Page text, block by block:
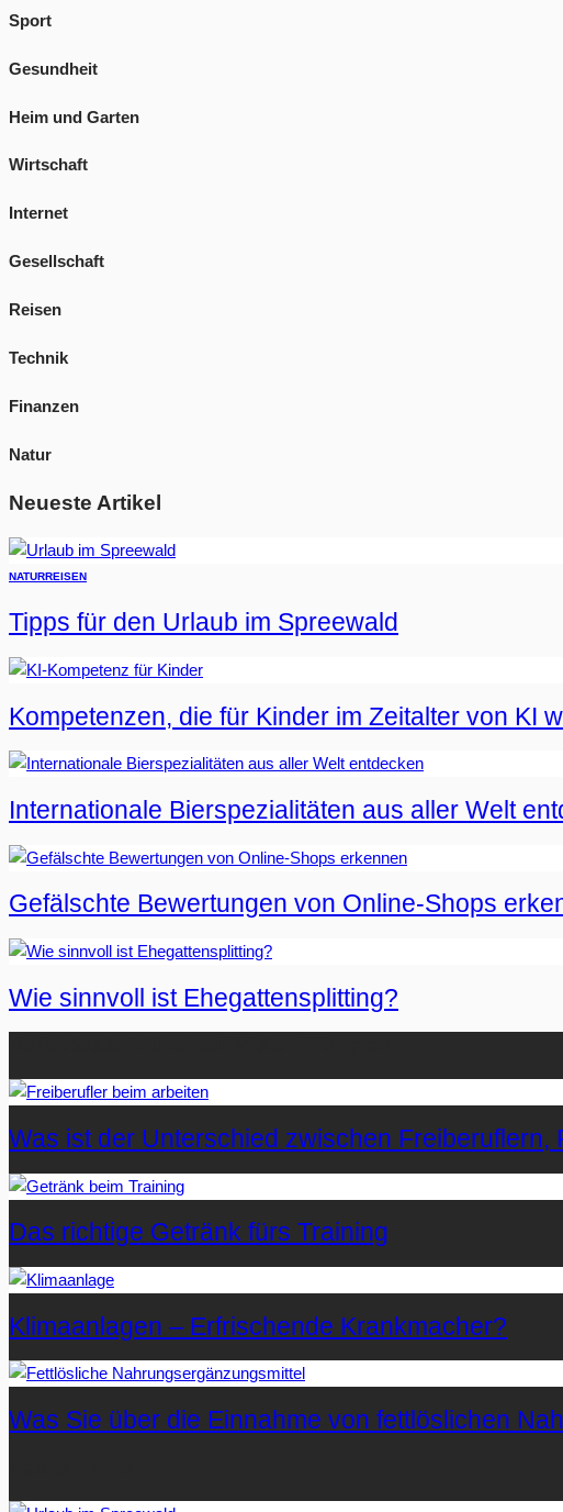
Sport
Gesundheit
Heim und Garten
Wirtschaft
Internet
Gesellschaft
Reisen
Technik
Finanzen
Natur
Neueste Artikel
NATURREISEN
Tipps für den Urlaub im Spreewald
Kompetenzen, die für Kinder im Zeitalter von KI
Internationale Bierspezialitäten aus aller Welt
Gefälschte Bewertungen von Online-Shops
Wie sinnvoll ist Ehegattensplitting?
Was ist der Unterschied zwischen
Das richtige Getränk fürs Training
Klimaanlagen – Erfrischende Krankmacher?
Was Sie über die Einnahme von fettlöslichen